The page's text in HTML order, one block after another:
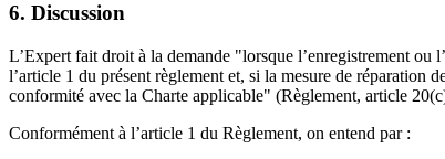
6. Discussion
L’Expert fait droit à la demande "lorsque l’enregistrement ou
l’article 1 du présent règlement et, si la mesure de réparation
conformité avec la Charte applicable" (Règlement, article
Conformément à l’article 1 du Règlement, on entend par :